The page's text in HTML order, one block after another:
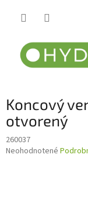
Koncový
otvorený
260037
Priemerné
Neohodnotené